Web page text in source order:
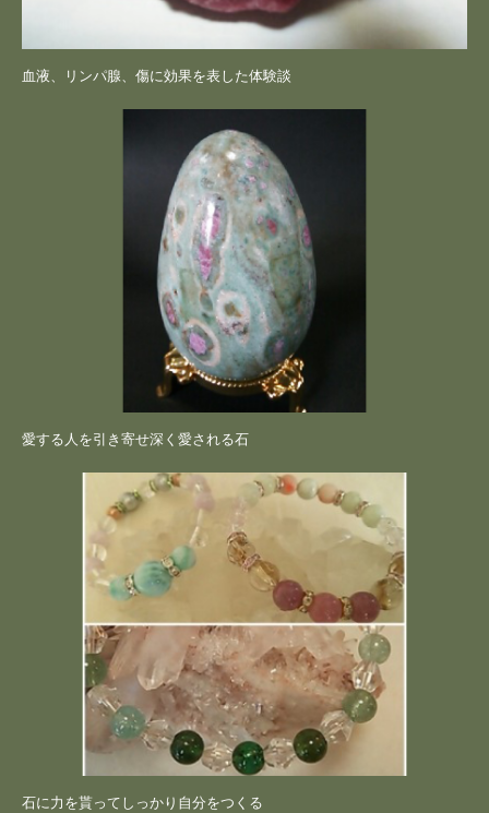
血液、リンパ腺、傷に効果を表した体験談
愛する人を引き寄せ深く愛される石
石に力を貰ってしっかり自分をつくる